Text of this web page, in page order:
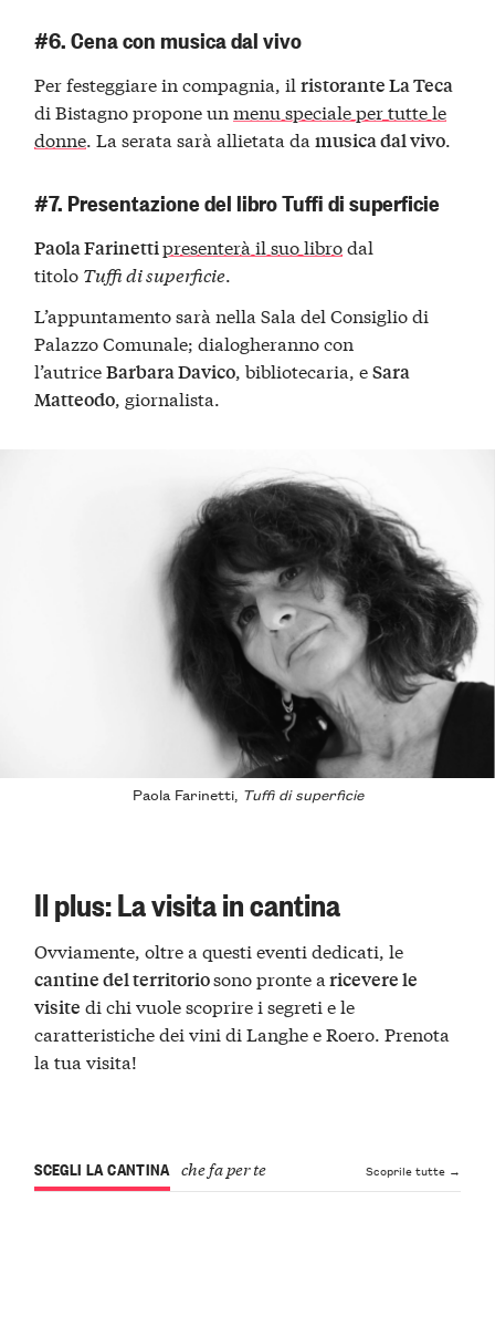
#6. Cena con musica dal vivo
Per festeggiare in compagnia, ilristorante La Teca
di Bistagno propone unmenu speciale per tutte le
donne. La serata sarà allietata damusica dal vivo.
#7. Presentazione del libro Tuffi di superficie
Paola Farinettipresenterà il suo librodal
titolo Tuffi di superficie.
L’appuntamento sarà nella Sala del Consiglio di
Palazzo Comunale; dialogheranno con
l’autriceBarbara Davico, bibliotecaria, eSara
Matteodo, giornalista.
Paola Farinetti, Tuffi di superficie
Il plus: La visita in cantina
Ovviamente, oltre a questi eventi dedicati, le
cantine del territoriosono pronte a ricevere le
visite di chi vuole scoprire i segreti e le
caratteristiche dei vini di Langhe e Roero. Prenota
la tua visita!
SCEGLI LA CANTINA che fa per te Scoprile tutte →